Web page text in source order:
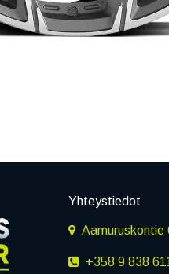
Yhteystiedot
Aamuruskontie
+358 9 838